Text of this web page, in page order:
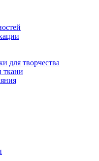
для творчества
ткани